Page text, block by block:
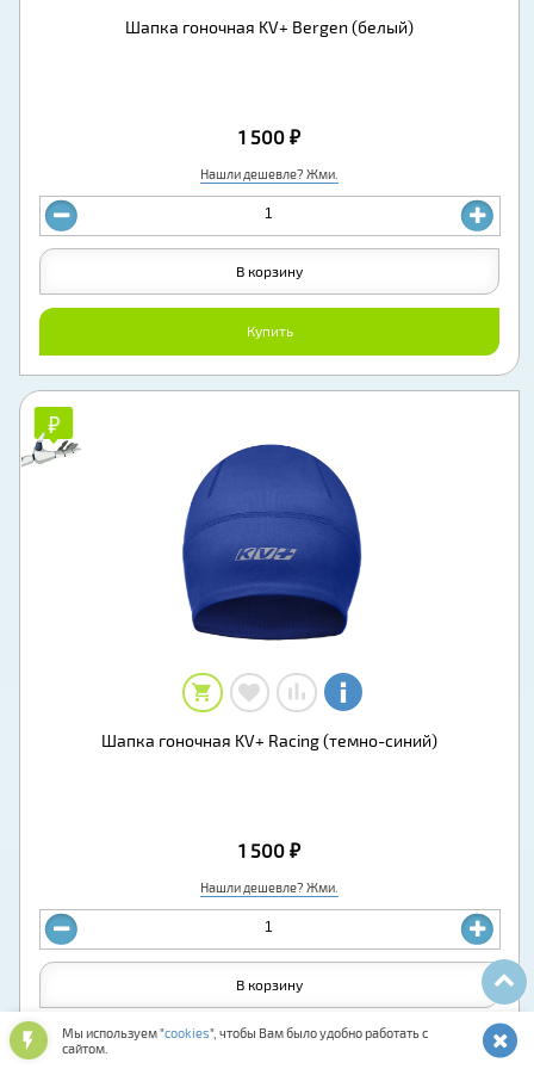
Шапка гоночная KV+ Bergen (белый)
Нашли дешевле? Жми.
1 500 ₽
Купить
В корзину
₽
₽
Шапка гоночная KV+ Racing (темно-синий)
Нашли дешевле? Жми.
1 500 ₽
В корзину
Мы используем "cookies", чтобы Вам было удобно работать с
сайтом.